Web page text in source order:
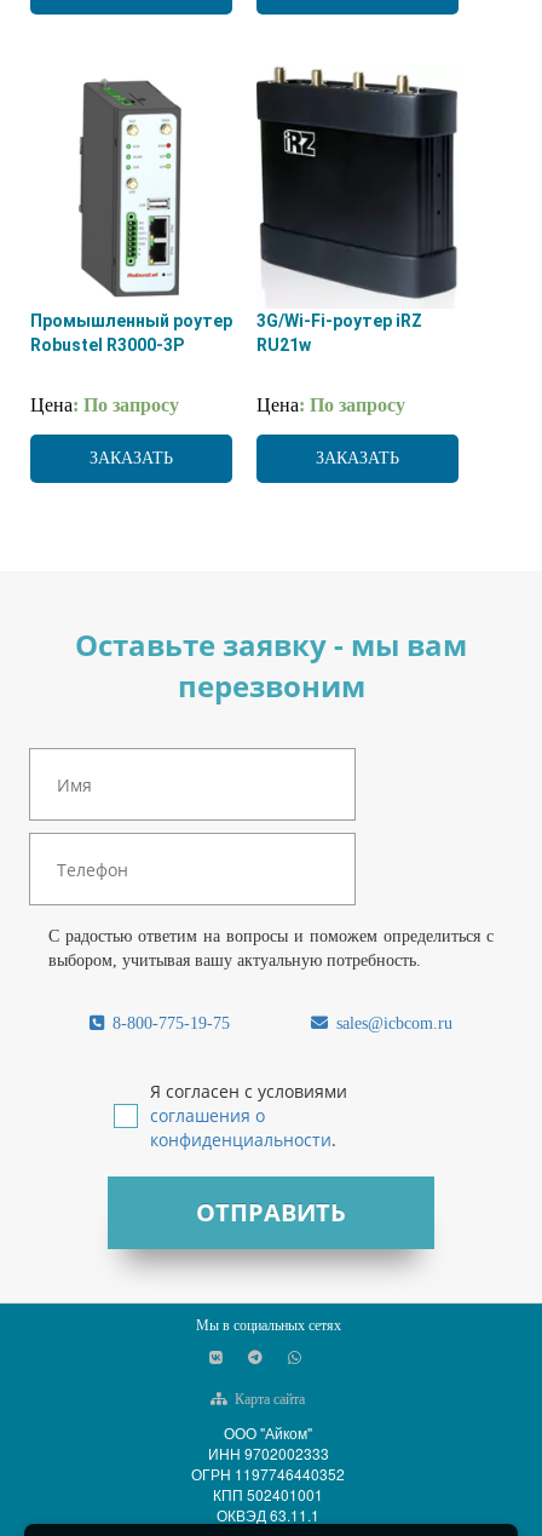
Промышленный роутер
Robustel R3000-3P
Цена: По запросу
ЗАКАЗАТЬ
3G/Wi-Fi-роутер iRZ
RU21w
Цена: По запросу
ЗАКАЗАТЬ
Оставьте заявку - мы вам
перезвоним
С радостью ответим на вопросы и поможем определиться с
выбором, учитывая вашу актуальную потребность.
8-800-775-19-75 sales@icbcom.ru
Я согласен с условиями
соглашения о
конфиденциальности.
ОТПРАВИТЬ
Мы в социальных сетях
Карта сайта
ООО "Айком"
ИНН 9702002333
ОГРН 1197746440352
КПП 502401001
ОКВЭД 63.11.1